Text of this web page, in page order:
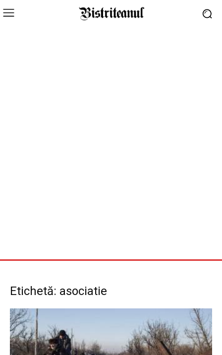
Etichetă: asociatie